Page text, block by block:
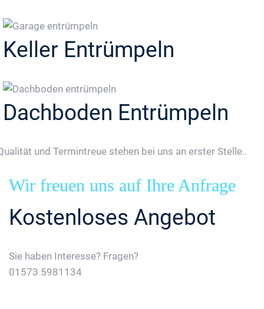
Keller Entrümpeln
Dachboden Entrümpeln
und Termintreue stehen bei uns an erster Stelle..
Wir freuen uns auf Ihre Anfrage
Kostenloses Angebot
Sie haben Interesse? Fragen?
01573 5981134